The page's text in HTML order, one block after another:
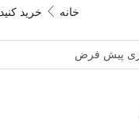
خانه خرید کنید